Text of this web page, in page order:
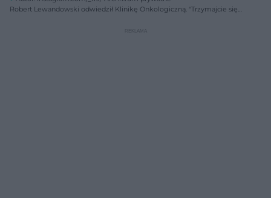
Robert Lewandowski odwiedził Klinikę Onkologiczną. "Trzymajcie się